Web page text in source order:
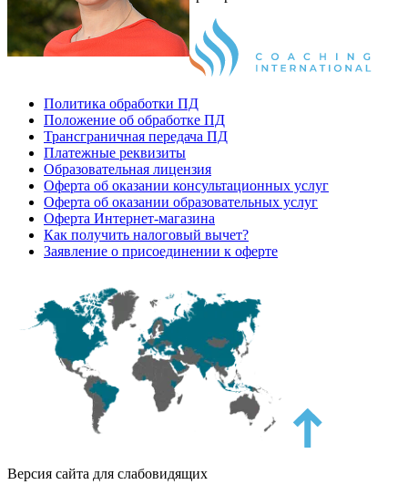
Политика обработки ПД
Положение об обработке ПД
Трансграничная передача ПД
Платежные реквизиты
Образовательная лицензия
Оферта об оказании консультационных услуг
Оферта об оказании образовательных услуг
Оферта Интернет-магазина
Как получить налоговый вычет?
Заявление о присоединении к оферте
Версия сайта для слабовидящих